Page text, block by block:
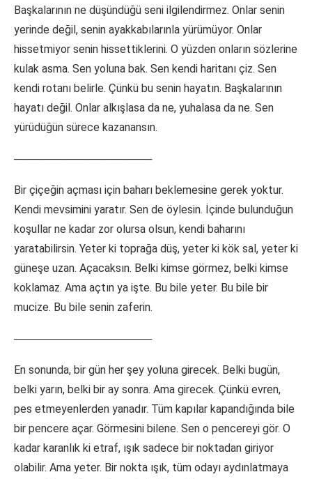
Başkalarının ne düşündüğü seni ilgilendirmez. Onlar senin
yerinde değil, senin ayakkabılarınla yürümüyor. Onlar
hissetmiyor senin hissettiklerini. O yüzden onların sözlerine
kulak asma. Sen yoluna bak. Sen kendi haritanı çiz. Sen
kendi rotanı belirle. Çünkü bu senin hayatın. Başkalarının
hayatı değil. Onlar alkışlasa da ne, yuhalasa da ne. Sen
yürüdüğün sürece kazanansın.
──────────────────
Bir çiçeğin açması için baharı beklemesine gerek yoktur.
Kendi mevsimini yaratır. Sen de öylesin. İçinde bulunduğun
koşullar ne kadar zor olursa olsun, kendi baharını
yaratabilirsin. Yeter ki toprağa düş, yeter ki kök sal, yeter ki
güneşe uzan. Açacaksın. Belki kimse görmez, belki kimse
koklamaz. Ama açtın ya işte. Bu bile yeter. Bu bile bir
mucize. Bu bile senin zaferin.
──────────────────
En sonunda, bir gün her şey yoluna girecek. Belki bugün,
belki yarın, belki bir ay sonra. Ama girecek. Çünkü evren,
pes etmeyenlerden yanadır. Tüm kapılar kapandığında bile
bir pencere açar. Görmesini bilene. Sen o pencereyi gör. O
kadar karanlık ki etraf, ışık sadece bir noktadan giriyor
olabilir. Ama yeter. Bir nokta ışık, tüm odayı aydınlatmaya